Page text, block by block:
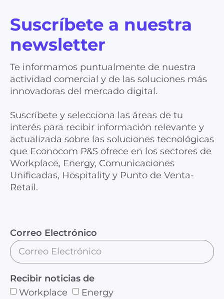
Suscríbete a nuestra
newsletter
Te informamos puntualmente de nuestra
actividad comercial y de las soluciones más
innovadoras del mercado digital.
Suscríbete y selecciona las áreas de tu
interés para recibir información relevante y
actualizada sobre las soluciones tecnológicas
que Econocom P&S ofrece en los sectores de
Workplace, Energy, Comunicaciones
Unificadas, Hospitality y Punto de Venta-
Retail.
Correo Electrónico
Recibir noticias de
Workplace
Energy